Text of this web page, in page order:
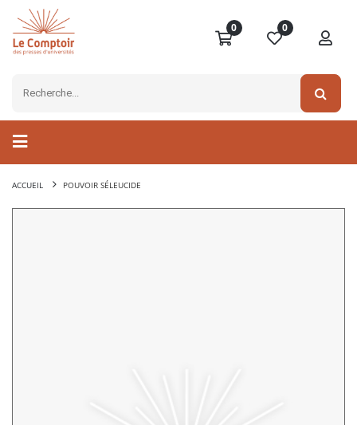
0 0
ACCUEIL POUVOIR SÉLEUCIDE